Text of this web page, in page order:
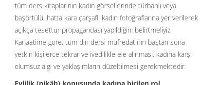
tüm ders kitaplarının kadın görsellerinde türbanlı veya
başörtülü, hatta kara çarşaflı kadın fotoğraflarına yer verilerek
açıkça tesettür propagandası yapıldığını belirtmeliyiz.
Kanaatime göre, tüm din dersi müfredatının baştan sona
yetkin kişilerce tekrar ve ivedilikle ele alınması, kadına karşı
olumsuz algı ve yaklaşımların düzeltilmesi gerekmektedir.